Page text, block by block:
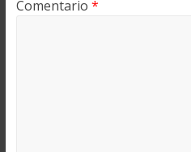
Comentario *